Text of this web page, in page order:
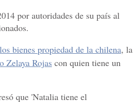
por autoridades de su país al
bienes propiedad de la chilena, la
Zelaya Rojas con quien tiene un
que 'Natalia tiene el